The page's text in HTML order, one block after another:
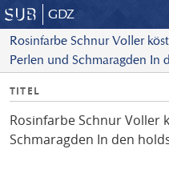
GDZ
Rosinfarbe Schnur Voller
Perlen und Schmaragden In
I
f
o
TITEL
Rosinfarbe Schnur Voller
Schmaragden In den